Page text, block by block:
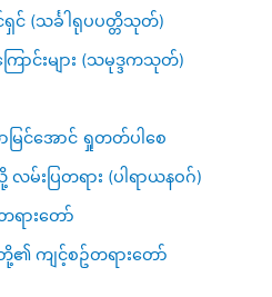
(သင်္ခါရုပပတ္တိသုတ်)
ာင်းများ (သမုဒ္ဒကသုတ်)
င်အောင် ရှုတတ်ပါစေ
းပြတရား (ပါရာယနဝဂ်)
ရားတော်
၏ ကျင့်စဥ်တရားတော်